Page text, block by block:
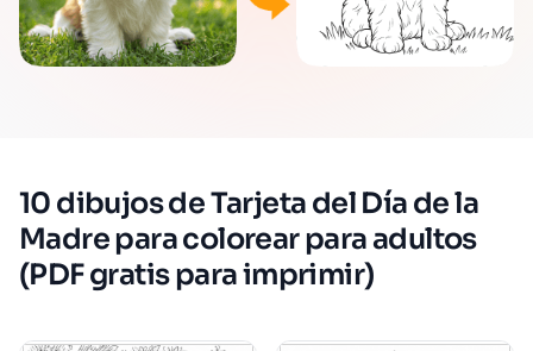
10 dibujos de Tarjeta del Día de la
Madre para colorear para adultos
(PDF gratis para imprimir)